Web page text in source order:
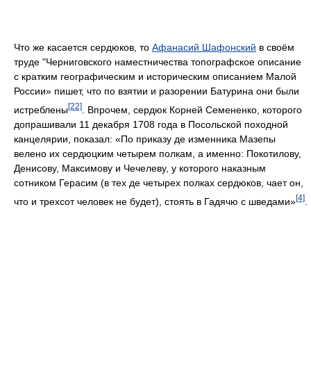
Что же касается сердюков, то Афанасий Шафонский в своём
труде "Черниговского наместничества топографское описание
с кратким географическим и историческим описанием Малой
России» пишет, что по взятии и разорении Батурина они были
истреблены[22]
. Впрочем, сердюк Корней Семененко, которого
допрашивали 11 декабря 1708 года в Посольской походной
канцелярии, показал: «По приказу де изменника Мазепы
велено их сердюцким четырем полкам, а именно: Покотилову,
Денисову, Максимову и Чечелеву, у которого наказным
сотником Герасим (в тех де четырех полках сердюков, чает он,
что и трехсот человек не будет), стоять в Гадячю с шведами»[4]